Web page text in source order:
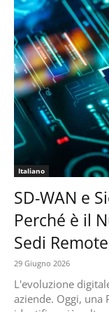
Italiano
SD-WAN e
Perché è il
Sedi
29 Giugno 2026
L'evoluzione
aziende. Oggi, una